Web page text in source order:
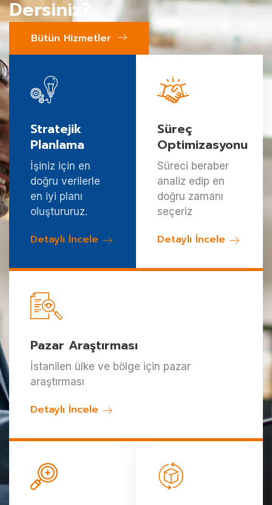
Dersiniz?
Bütün Hizmetler
Stratejik
Planlama
İşiniz için en
doğru verilerle
en iyi planı
oluştururuz.
Detaylı İncele
Süreç
Optimizasyonu
Süreci beraber
analiz edip en
doğru zamanı
seçeriz
Detaylı İncele
Pazar Araştırması
İstanilen ülke ve bölge için pazar
araştırması
Detaylı İncele